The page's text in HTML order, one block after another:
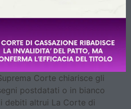
Corte chiarisce gli
postdatati o in bianco
debiti altrui La Corte di